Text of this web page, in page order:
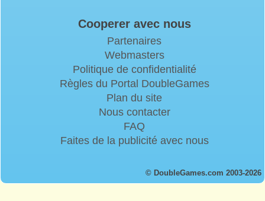
Cooperer avec nous
Partenaires
Webmasters
Politique de confidentialité
Règles du Portal DoubleGames
Plan du site
Nous contacter
FAQ
Faites de la publicité avec nous
© DoubleGames.com 2003-2026